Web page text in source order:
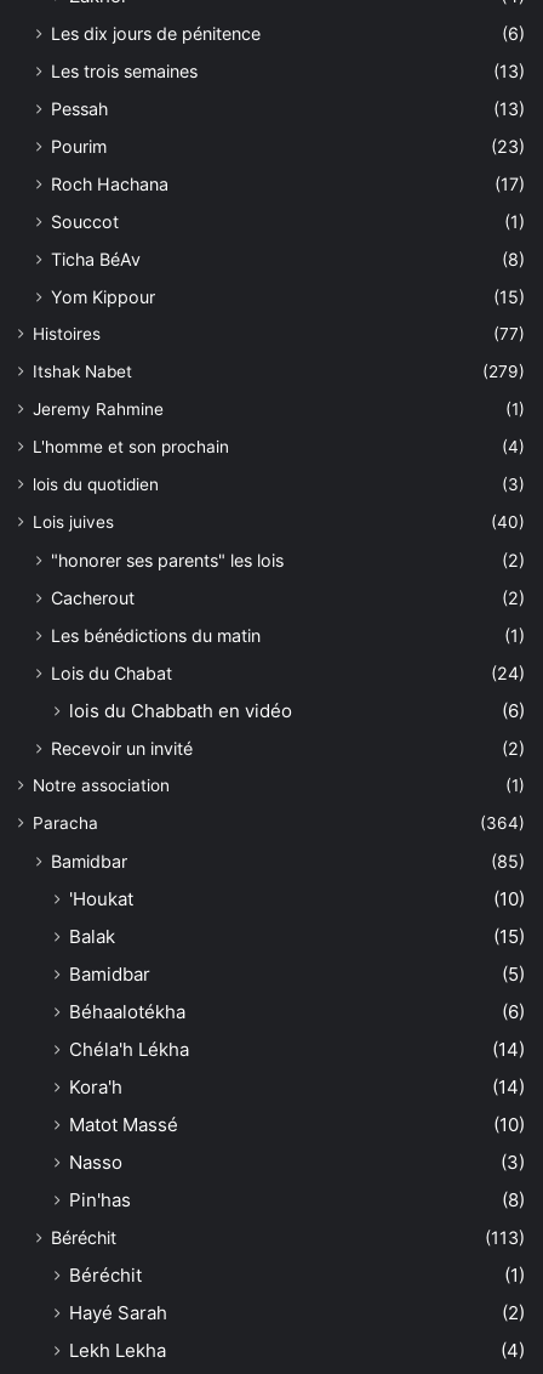
Les dix jours de pénitence
(6)
Les trois semaines
(13)
Pessah
(13)
Pourim
(23)
Roch Hachana
(17)
Souccot
(1)
Ticha BéAv
(8)
Yom Kippour
(15)
Histoires
(77)
Itshak Nabet
(279)
Jeremy Rahmine
(1)
L'homme et son prochain
(4)
lois du quotidien
(3)
Lois juives
(40)
"honorer ses parents" les lois
(2)
Cacherout
(2)
Les bénédictions du matin
(1)
Lois du Chabat
(24)
lois du Chabbath en vidéo (6)
Recevoir un invité (2)
Notre association
(1)
Paracha
(364)
Bamidbar (85)
'Houkat
(10)
Balak
(15)
Bamidbar
(5)
Béhaalotékha
(6)
Chéla'h Lékha
(14)
Kora'h
(14)
Matot Massé
(10)
Nasso
(3)
Pin'has
(8)
Béréchit (113)
Béréchit
(1)
Hayé Sarah
(2)
Lekh Lekha
(4)